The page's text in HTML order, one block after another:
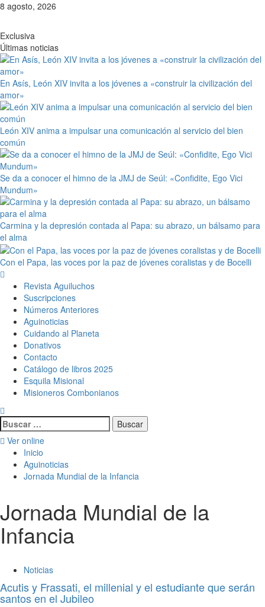
Saltar
8 agosto, 2026
Exclusiva
Últimas noticias
En Asís, León XIV invita a los jóvenes a «construir la civilización del
amor»
León XIV anima a impulsar una comunicación al servicio del bien
común
Se da a conocer el himno de la JMJ de Seúl: «Confidite, Ego Vici
Mundum»
Carmina y la depresión contada al Papa: su abrazo, un bálsamo para
el alma
Con el Papa, las voces por la paz de jóvenes coralistas y de Bocelli
principalRevista Aguiluchos
Suscripciones
Números Anteriores
Aguinoticias
Cuidando al Planeta
Donativos
Contacto
Catálogo de libros 2025
Esquila Misional
Misioneros Combonianos
Buscar:
Ver online
Inicio
Aguinoticias
Jornada Mundial de la Infancia
Jornada Mundial de la
Infancia
Noticias
Acutis y Frassati, el millenial y el estudiante que serán
santos en el Jubileo